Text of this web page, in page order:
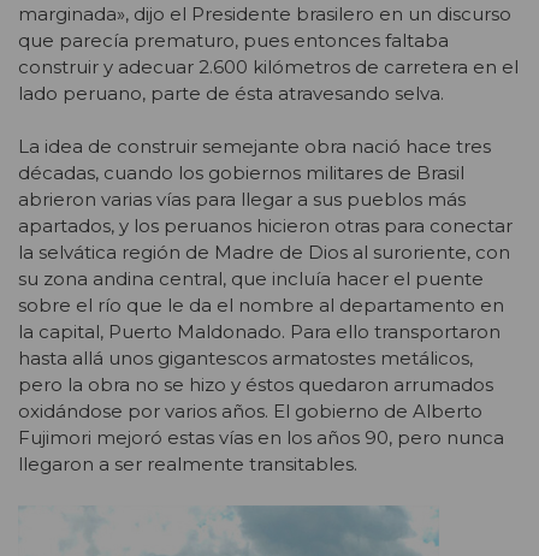
marginada», dijo el Presidente brasilero en un discurso
que parecía prematuro, pues entonces faltaba
construir y adecuar 2.600 kilómetros de carretera en el
lado peruano, parte de ésta atravesando selva.
La idea de construir semejante obra nació hace tres
décadas, cuando los gobiernos militares de Brasil
abrieron varias vías para llegar a sus pueblos más
apartados, y los peruanos hicieron otras para conectar
la selvática región de Madre de Dios al suroriente, con
su zona andina central, que incluía hacer el puente
sobre el río que le da el nombre al departamento en
la capital, Puerto Maldonado. Para ello transportaron
hasta allá unos gigantescos armatostes metálicos,
pero la obra no se hizo y éstos quedaron arrumados
oxidándose por varios años. El gobierno de Alberto
Fujimori mejoró estas vías en los años 90, pero nunca
llegaron a ser realmente transitables.